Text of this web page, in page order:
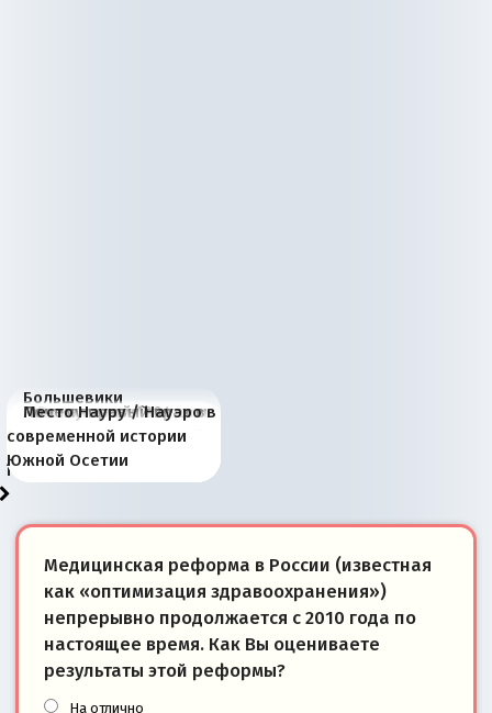
Большевики
отличаются от «Яблока»
тем, что они -
победители
Киевская марионетка
Запада рассказала о
«переобувании» хозяев
В России назрели
перемены: 15 шагов к
суверенной экономике
Миграционный пожар
Европы
Россия начинает
сбрасывать балласт
Анкориджа
Россия зимой 1904
года: первые уступки во
внутренней политике
Русская нация вчера и
сегодня
Почему правый крах в
Варшаве не поможет её
отношениям с Россией?
Место Науру / Науэро в
современной истории
Южной Осетии
Медицинская реформа в России (известная
как «оптимизация здравоохранения»)
непрерывно продолжается с 2010 года по
настоящее время. Как Вы оцениваете
результаты этой реформы?
На отлично